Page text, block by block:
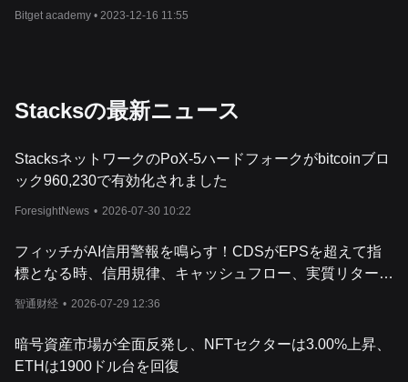
投資家はSTXの米ドル価格との時価総額に注視する一方で、将来の
は、規制ニュースやマクロ経済動向などの外部要因に影響されるこ
ンドに拍車をかけたり、弱気市場センチメントを誘発したりする可
影響されます。投資家はSTX/BTC ペアやSTX/ETH ペアを頻繁にチ
ける相対的な強さを把握しています。このデータは、信頼できる情
Stacks
STX
）のニュースと相まって、トークンの方向性の包括的
に役立ちます。
ートを提供するプラットフォームを常に探しており、その結果、ト
価格に影響を与えています。
投資リターンを最大化するために、熱狂的なファンはしばしば
ンの価値とStacks（ STX）の
ます。暗号資産が進化し続ける中、この活気ある市場でもたらされ
うとする者にとって、最新の動向とトレンドを把握することは極め
って、ベテランの投資家であれ、新参者であれ、最新情報を常に入
Bitget academy • 2023-12-16 11:55
Stacksの最新ニュース
StacksネットワークのPoX-5ハードフォークがbitcoinブロ
ック960,230で有効化されました
ForesightNews • 2026-07-30 10:22
フィッチがAI信用警報を鳴らす！CDSがEPSを超えて指
標となる時、信用規律、キャッシュフロー、実質リターン
が世界的なAIブル市場を再構築
智通财经 • 2026-07-29 12:36
暗号資産市場が全面反発し、NFTセクターは3.00%上昇、
ETHは1900ドル台を回復